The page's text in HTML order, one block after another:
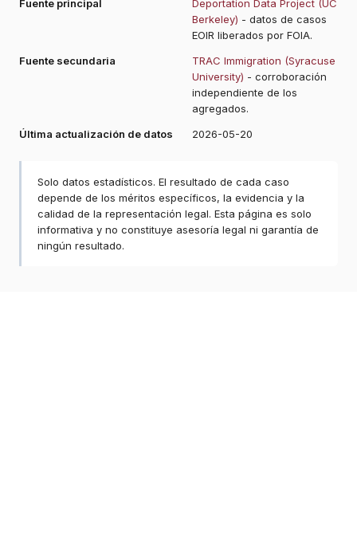
Fuente principal
Deportation Data Project (UC
Berkeley) - datos de casos
EOIR liberados por FOIA.
Fuente secundaria
TRAC Immigration (Syracuse
University) - corroboración
independiente de los
agregados.
Última actualización de datos
2026-05-20
Solo datos estadísticos. El resultado de cada caso
depende de los méritos específicos, la evidencia y la
calidad de la representación legal. Esta página es solo
informativa y no constituye asesoría legal ni garantía de
ningún resultado.